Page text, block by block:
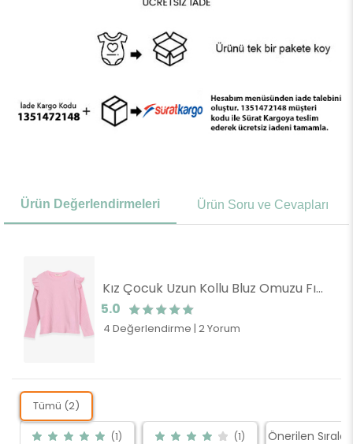
Ürün Değerlendirmeleri Ürün Soru ve Cevapları
Kız Çocuk Uzun Kollu Bluz Omuzu Fırfır Detaylı Pudra (12 Yaş)
5.0
4 Değerlendirme | 2 Yorum
Tümü (2)
(1) (1)